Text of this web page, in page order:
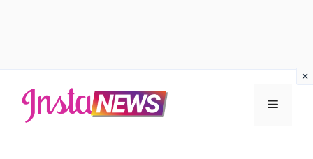
contenuto
Menu